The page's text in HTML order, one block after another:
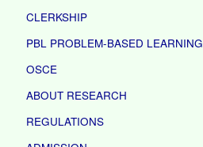
CLERKSHIP
PBL PROBLEM-BASED LEARNING
OSCE
ABOUT RESEARCH
REGULATIONS